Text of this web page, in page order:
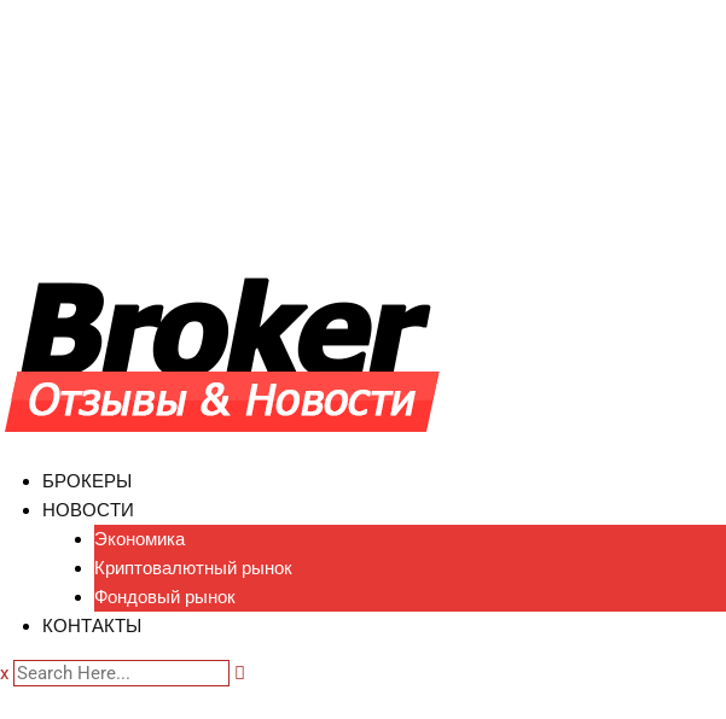
БРОКЕРЫ
НОВОСТИ
Экономика
Криптовалютный рынок
Фондовый рынок
КОНТАКТЫ
x